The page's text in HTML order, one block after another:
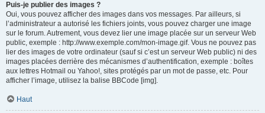
Puis-je publier des images ?
Oui, vous pouvez afficher des images dans vos messages. Par ailleurs, si
l’administrateur a autorisé les fichiers joints, vous pouvez charger une image
sur le forum. Autrement, vous devez lier une image placée sur un serveur Web
public, exemple : http://www.exemple.com/mon-image.gif. Vous ne pouvez pas
lier des images de votre ordinateur (sauf si c’est un serveur Web public) ni des
images placées derrière des mécanismes d’authentification, exemple : boîtes
aux lettres Hotmail ou Yahoo!, sites protégés par un mot de passe, etc. Pour
afficher l’image, utilisez la balise BBCode [img].
Haut